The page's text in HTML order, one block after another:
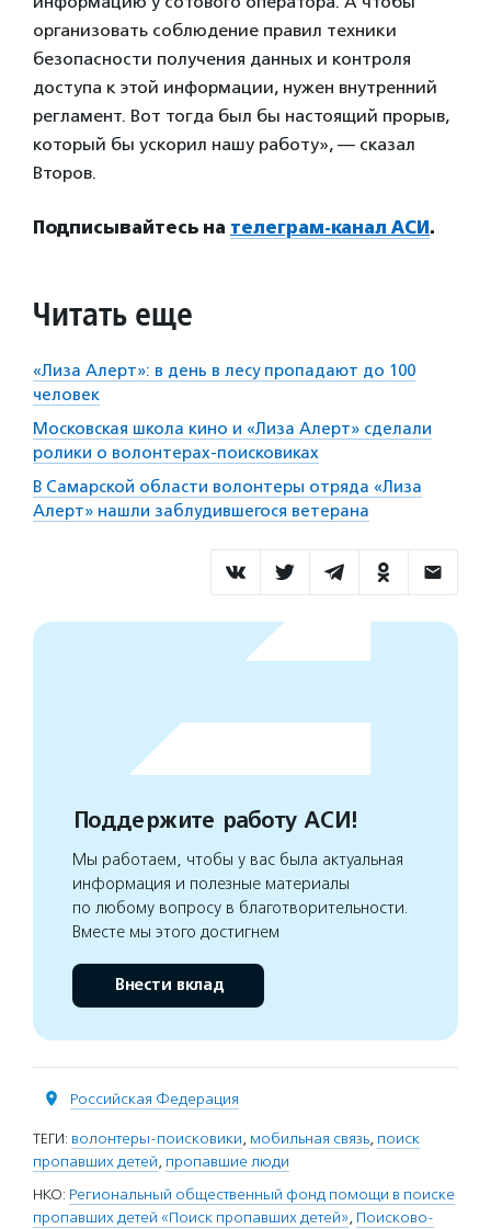
организовать соблюдение правил техники
безопасности получения данных и контроля
доступа к этой информации, нужен внутренний
регламент. Вот тогда был бы настоящий прорыв,
который бы ускорил нашу работу», — сказал
Второв.
Подписывайтесь на телеграм-канал АСИ.
Читать еще
«Лиза Алерт»: в день в лесу пропадают до 100
человек
Московская школа кино и «Лиза Алерт» сделали
ролики о волонтерах-поисковиках
В Самарской области волонтеры отряда «Лиза
Алерт» нашли заблудившегося ветерана
Поддержите работу АСИ!
Мы работаем, чтобы у вас была актуальная
информация и полезные материалы
по любому вопросу в благотворительности.
Вместе мы этого достигнем
Внести вклад
Российская Федерация
ТЕГИ: волонтеры-поисковики, мобильная связь, поиск
пропавших детей, пропавшие люди
НКО: Региональный общественный фонд помощи в поиске
пропавших детей «Поиск пропавших детей», Поисково-